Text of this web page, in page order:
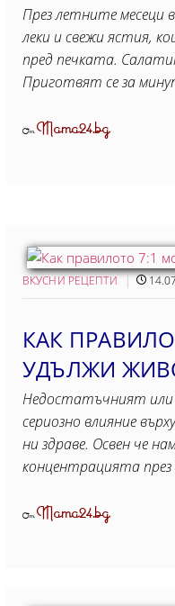
През летните месеци
леки и свежи ястия,
пред печката.
Приготвят се за
ОтMama24.bg
ВКУСНИ РЕЦЕПТИ
КАК
УДЪЛЖИ
Недостатъчният или
сериозно влияние
ни здраве. Освен че
концентрацията през
ОтMama24.bg